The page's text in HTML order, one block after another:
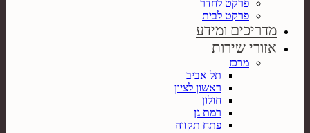
פרקט לחדר
פרקט לבית
מדריכים ומידע
אזורי שירות
מרכז
תל אביב
ראשון לציון
חולון
רמת גן
פתח תקווה